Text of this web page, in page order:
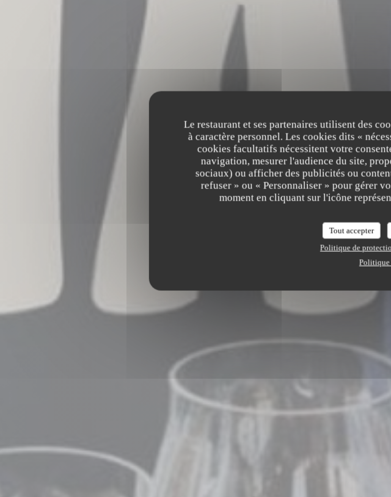
Le restaurant et ses partenaires utilisent des
à caractère personnel. Les cookies dits «
cookies facultatifs nécessitent votre
navigation, mesurer l'audience du site,
sociaux) ou afficher des publicités ou
refuser » ou « Personnaliser » pour gérer
moment en cliquant sur l'icône
Tout accepter
Politique de
Politique
BISTROT